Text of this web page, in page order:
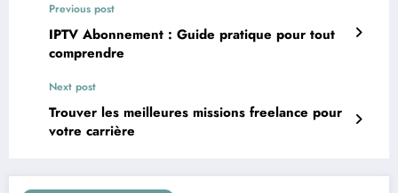
Previous post
IPTV Abonnement : Guide pratique pour tout
comprendre
Next post
Trouver les meilleures missions freelance pour
votre carrière